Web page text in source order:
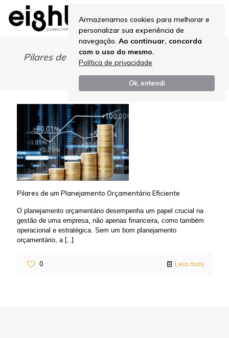
Armazenamos cookies para melhorar e
personalizar sua experiência de
navegação. Ao continuar, concorda
com o uso do mesmo.
Política de privacidade
Ok, entendi
Pilares de um Planejamento Orçamentário
Eficiente
Pilares de um Planejamento Orçamentário Eficiente
O planejamento orçamentário desempenha um papel crucial na
gestão de uma empresa, não apenas financeira, como também
operacional e estratégica. Sem um bom planejamento
orçamentário, a […]
0 Leia mais